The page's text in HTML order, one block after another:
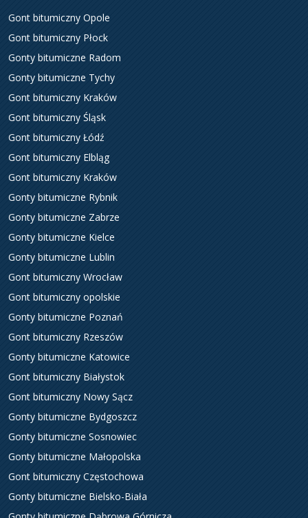
Gont bitumiczny Opole
Gont bitumiczny Płock
Gonty bitumiczne Radom
Gonty bitumiczne Tychy
Gont bitumiczny Kraków
Gont bitumiczny Śląsk
Gont bitumiczny Łódź
Gont bitumiczny Elbląg
Gont bitumiczny Kraków
Gonty bitumiczne Rybnik
Gonty bitumiczne Zabrze
Gonty bitumiczne Kielce
Gonty bitumiczne Lublin
Gont bitumiczny Wrocław
Gont bitumiczny opolskie
Gonty bitumiczne Poznań
Gont bitumiczny Rzeszów
Gonty bitumiczne Katowice
Gont bitumiczny Białystok
Gont bitumiczny Nowy Sącz
Gonty bitumiczne Bydgoszcz
Gonty bitumiczne Sosnowiec
Gonty bitumiczne Małopolska
Gont bitumiczny Częstochowa
Gonty bitumiczne Bielsko-Biała